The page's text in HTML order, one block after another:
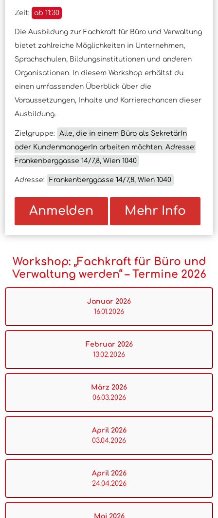
Zeit: ab 11:30
Die Ausbildung zur Fachkraft für Büro und Verwaltung
bietet zahlreiche Möglichkeiten in Unternehmen,
Sprachschulen, Bildungsinstitutionen und anderen
Organisationen. In diesem Workshop erhältst du
einen umfassenden Überblick über die
Voraussetzungen, Inhalte und Karrierechancen dieser
Ausbildung.
Zielgruppe:
Alle, die in einem Büro als SekretärIn
oder KundenmanagerIn arbeiten möchten. Adresse:
Frankenberggasse 14/7,8, Wien 1040
Adresse: Frankenberggasse 14/7,8, Wien 1040
Anmelden Mehr Info
Workshop: „Fachkraft für Büro und
Verwaltung werden“ – Termine 2026
Januar 2026
16.01.2026
Februar 2026
13.02.2026
März 2026
06.03.2026
April 2026
03.04.2026
April 2026
24.04.2026
Mai 2026